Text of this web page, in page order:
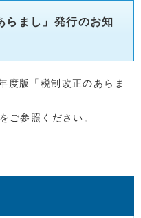
らまし」発行のお知
度版「税制改正のあらま
ご参照ください。